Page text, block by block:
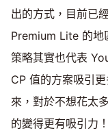
出的方式，目前已
Premium Lite 的地
策略其實也代表
CP 值的方案吸引
來，對於不想花太
的變得更有吸引力！